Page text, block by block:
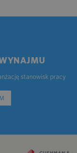
stanowisk pracy